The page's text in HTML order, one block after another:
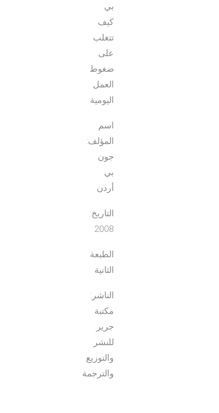
بي
كيف
تتغلب
على
ضغوط
العمل
اليومية
اسم
المؤلف:
جون
بي
أردن
التاريخ:
2008
الطبعة
الثانية
الناشر:
مكتبة
جرير
للنشر
والتوزيع
والترجمة